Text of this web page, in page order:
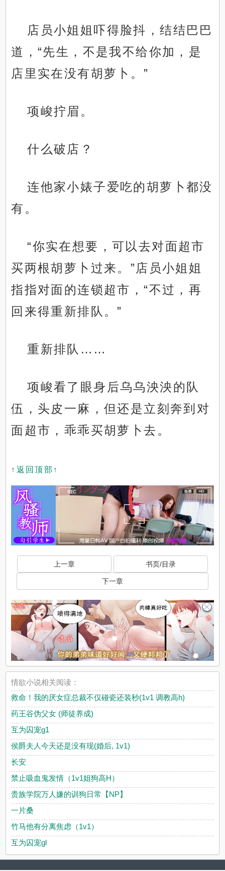
店员小姐姐吓得脸抖，结结巴巴
道，“先生，不是我不给你加，是
店里实在没有胡萝卜。”
项峻拧眉。
什么破店？
连他家小婊子爱吃的胡萝卜都没
有。
“你实在想要，可以去对面超市
买两根胡萝卜过来。”店员小姐姐
指指对面的连锁超市，“不过，再
回来得重新排队。”
重新排队……
项峻看了眼身后乌乌泱泱的队
伍，头皮一麻，但还是立刻奔到对
面超市，乖乖买胡萝卜去。
↑返回顶部↑
上一章 书页/目录
下一章
情欲小说相关阅读：
救命！我的厌女症总裁不仅碰瓷还装秒(1v1 调教高h)
药王谷伪父女 (师徒养成)
互为囚宠g1
侯爵夫人今天还是没有现(婚后, 1v1)
长安
禁止吸血鬼发情（1v1姐狗高H）
贵族学院万人嫌的训狗日常【NP】
一片桑
竹马他有分离焦虑（1v1）
互为囚宠gl